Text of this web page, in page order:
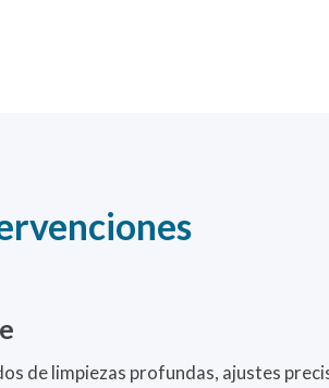
de limpiezas profundas, ajustes